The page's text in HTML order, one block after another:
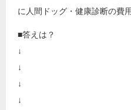
に人間ドッグ・健康診断の費
■答えは？
↓
↓
↓
↓